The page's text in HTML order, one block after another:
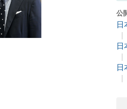
公
日
日
日